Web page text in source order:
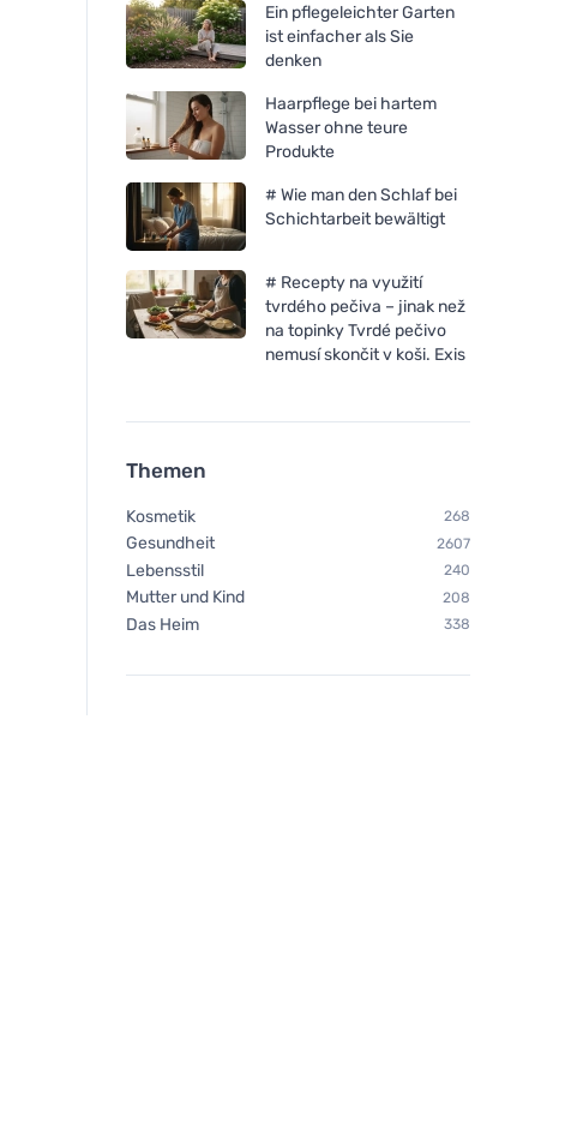
Ein pflegeleichter Garten
ist einfacher als Sie
denken
Haarpflege bei hartem
Wasser ohne teure
Produkte
# Wie man den Schlaf bei
Schichtarbeit bewältigt
# Recepty na využití
tvrdého pečiva – jinak než
na topinky Tvrdé pečivo
nemusí skončit v koši. Exis
Themen
Kosmetik 268
Gesundheit 2607
Lebensstil 240
Mutter und Kind 208
Das Heim 338